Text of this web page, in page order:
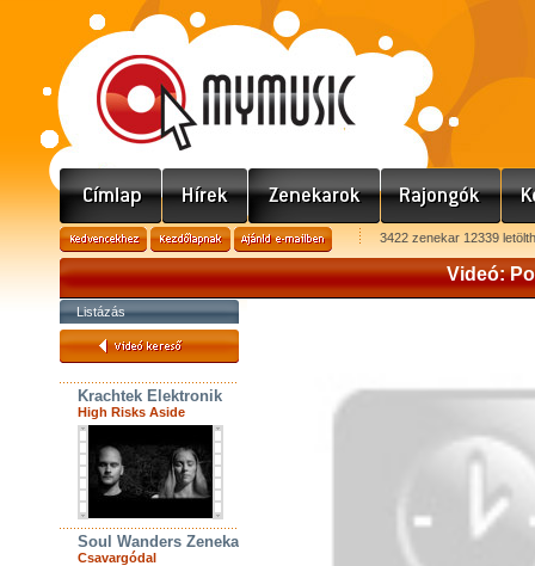
3422 zenekar 12339
Videó:
Listázás
Krachtek Elektronik
High Risks Aside
Soul Wanders Zenekar
Csavargódal